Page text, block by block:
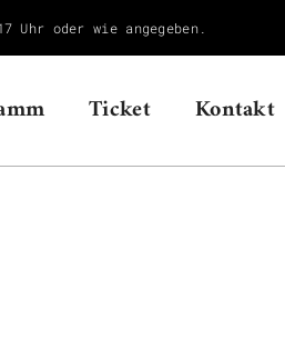
Uhr oder wie angegeben.
Ticket Kontakt